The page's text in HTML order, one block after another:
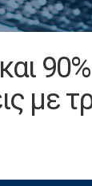
με